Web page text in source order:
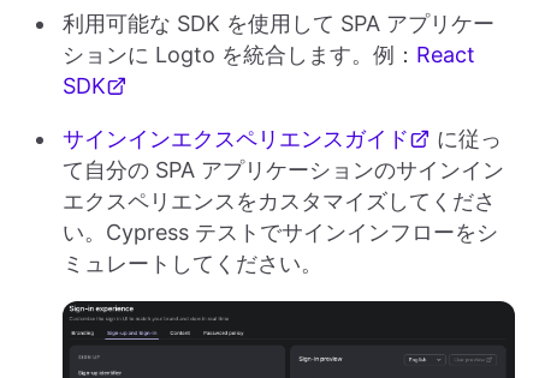
利用可能な SDK を使用して SPA アプリケー
ションに Logto を統合します。例： React
SDK
サインインエクスペリエンスガイド
に従っ
て自分の SPA アプリケーションのサインイン
エクスペリエンスをカスタマイズしてくださ
い。Cypress テストでサインインフローをシ
ミュレートしてください。